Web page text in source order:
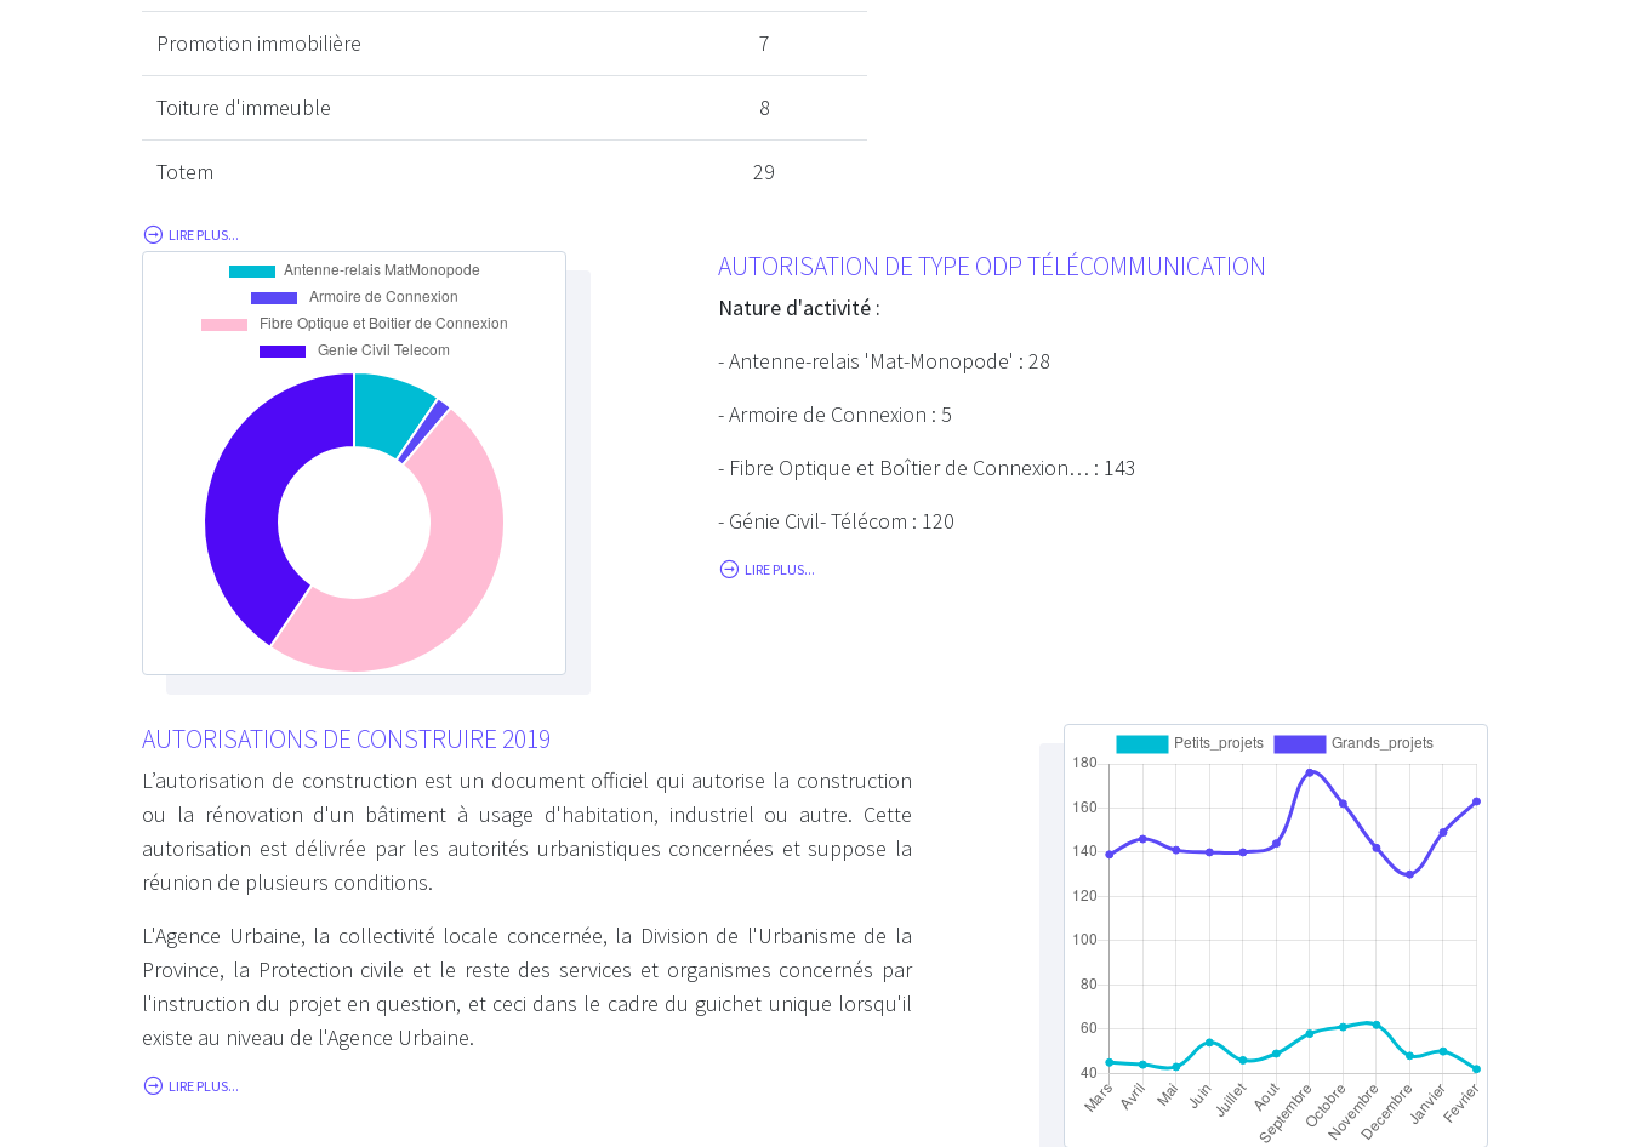
Promotion immobilière 7
Toiture d'immeuble 8
Totem 29
LIRE PLUS...
AUTORISATION DE TYPE ODP TÉLÉCOMMUNICATION
Nature d'activité :
- Antenne-relais 'Mat-Monopode' : 28
- Armoire de Connexion : 5
- Fibre Optique et Boîtier de Connexion… : 143
- Génie Civil- Télécom : 120
LIRE PLUS...
AUTORISATIONS DE CONSTRUIRE 2019
L’autorisation de construction est un document officiel qui autorise la construction
ou la rénovation d'un bâtiment à usage d'habitation, industriel ou autre. Cette
autorisation est délivrée par les autorités urbanistiques concernées et suppose la
réunion de plusieurs conditions.
L'Agence Urbaine, la collectivité locale concernée, la Division de l'Urbanisme de la
Province, la Protection civile et le reste des services et organismes concernés par
l'instruction du projet en question, et ceci dans le cadre du guichet unique lorsqu'il
existe au niveau de l'Agence Urbaine.
LIRE PLUS...